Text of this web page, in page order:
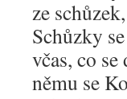
ze
Schůzky
včas, co
němu se